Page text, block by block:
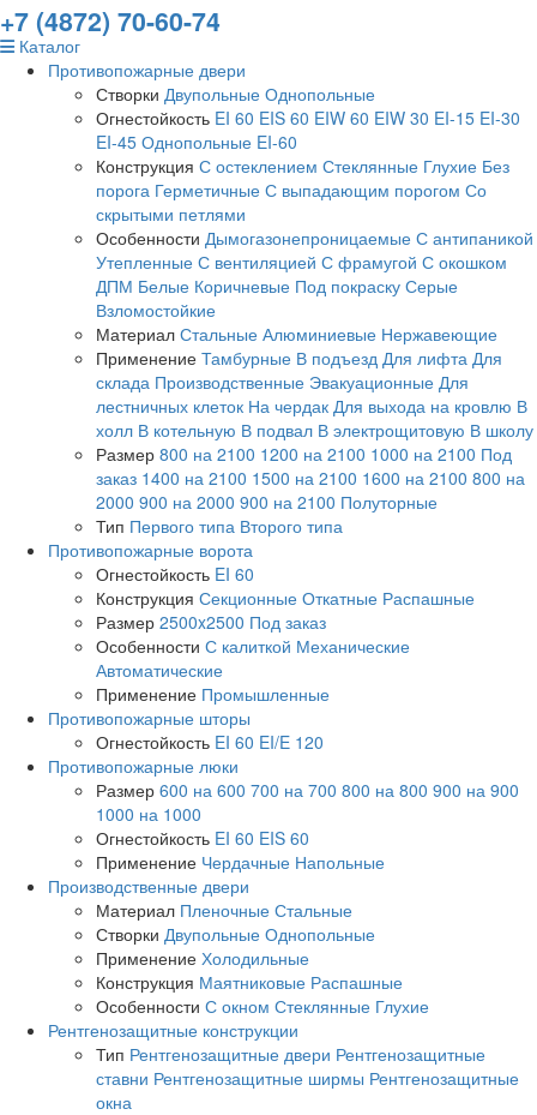
+7 (4872) 70-60-74
Каталог
Противопожарные двери
Створки Двупольные Однопольные
Огнестойкость EI 60 EIS 60 EIW 60 EIW 30 EI-15 EI-30
EI-45 Однопольные EI-60
Конструкция С остеклением Стеклянные Глухие Без
порога Герметичные С выпадающим порогом Со
скрытыми петлями
Особенности Дымогазонепроницаемые С антипаникой
Утепленные С вентиляцией С фрамугой С окошком
ДПМ Белые Коричневые Под покраску Серые
Взломостойкие
Материал Стальные Алюминиевые Нержавеющие
Применение Тамбурные В подъезд Для лифта Для
склада Производственные Эвакуационные Для
лестничных клеток На чердак Для выхода на кровлю В
холл В котельную В подвал В электрощитовую В школу
Размер 800 на 2100 1200 на 2100 1000 на 2100 Под
заказ 1400 на 2100 1500 на 2100 1600 на 2100 800 на
2000 900 на 2000 900 на 2100 Полуторные
Тип Первого типа Второго типа
Противопожарные ворота
Огнестойкость EI 60
Конструкция Секционные Откатные Распашные
Размер 2500x2500 Под заказ
Особенности С калиткой Механические
Автоматические
Применение Промышленные
Противопожарные шторы
Огнестойкость EI 60 EI/E 120
Противопожарные люки
Размер 600 на 600 700 на 700 800 на 800 900 на 900
1000 на 1000
Огнестойкость EI 60 EIS 60
Применение Чердачные Напольные
Производственные двери
Материал Пленочные Стальные
Створки Двупольные Однопольные
Применение Холодильные
Конструкция Маятниковые Распашные
Особенности С окном Стеклянные Глухие
Рентгенозащитные конструкции
Тип Рентгенозащитные двери Рентгенозащитные
ставни Рентгенозащитные ширмы Рентгенозащитные
окна